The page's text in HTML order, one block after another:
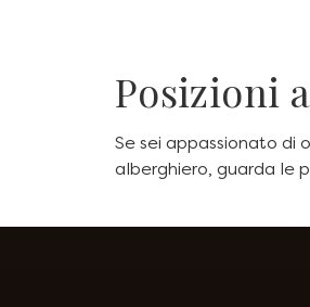
Posizioni
Se sei appassionato di
alberghiero, guarda le